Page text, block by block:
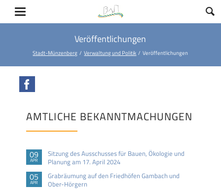
Veröffentlichungen
Stadt-Münzenberg Verwaltung und Politik Veröffentlichungen
AMTLICHE BEKANNTMACHUNGEN
09
APR
Sitzung des Ausschusses für Bauen, Ökologie und
Planung am 17. April 2024
05
APR
Grabräumung auf den Friedhöfen Gambach und
Ober-Hörgern